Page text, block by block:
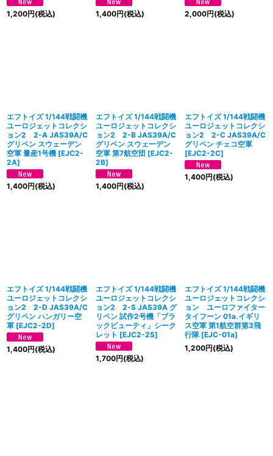
1,200円(税込) 1,400円(税込) 2,000円(税込)
エフトイズ 1/144戦闘機
ユーロジェットコレクシ
ョン2 2-A JAS39A/C
グリペン スウェーデン
空軍 量産1号機 [EJC2-
2A]
1,400円(税込)
エフトイズ 1/144戦闘機
ユーロジェットコレクシ
ョン2 2-B JAS39A/C
グリペン スウェーデン
空軍 第7航空団 [EJC2-
2B]
1,400円(税込)
エフトイズ 1/144戦闘機
ユーロジェットコレクシ
ョン2 2-C JAS39A/C
グリペン チェコ空軍
[EJC2-2C]
1,400円(税込)
エフトイズ 1/144戦闘機
ユーロジェットコレクシ
ョン2 2-D JAS39A/C
グリペン ハンガリー空
軍 [EJC2-2D]
1,400円(税込)
エフトイズ 1/144戦闘機
ユーロジェットコレクシ
ョン2 2-S JAS39A グ
リペン 試作2号機「ブラ
ックビューティ」シーク
レット [EJC2-2S]
1,700円(税込)
エフトイズ 1/144戦闘機
ユーロジェットコレクシ
ョン ユーロファイター
タイフーン 01a.イギリ
ス空軍 第1航空群第3飛
行隊 [EJC-01a]
1,200円(税込)